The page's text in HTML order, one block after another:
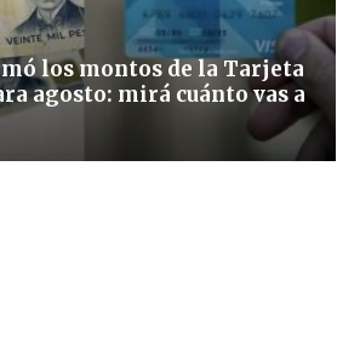
los montos de la Tarjeta
agosto: mirá cuánto vas a